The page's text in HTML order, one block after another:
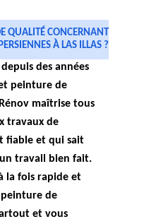
QUALITÉ CONCERNANT
À LAS ILLAS ?
des années
peinture de
maîtrise tous
travaux de
fiable et qui sait
travail bien fait.
la fois rapide et
peinture de
et vous